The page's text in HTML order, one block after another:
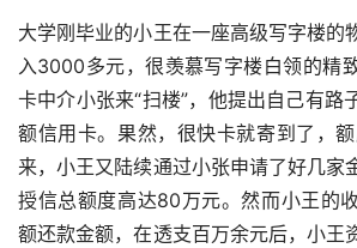
大学刚毕业的小王在一座高级写字楼的
入3000多元，很羡慕写字楼白领的精
卡中介小张来“扫楼”，他提出自己有路
额信用卡。果然，很快卡就寄到了，
来，小王又陆续通过小张申请了好几家
授信总额度高达80万元。然而小王的
额还款金额，在透支百万余元后，小王